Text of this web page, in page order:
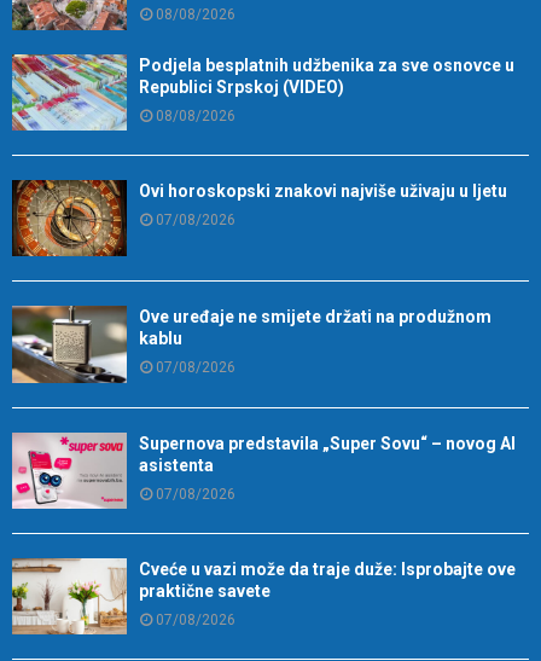
08/08/2026
Podjela besplatnih udžbenika za sve osnovce u
Republici Srpskoj (VIDEO)
08/08/2026
Ovi horoskopski znakovi najviše uživaju u ljetu
07/08/2026
Ove uređaje ne smijete držati na produžnom
kablu
07/08/2026
Supernova predstavila „Super Sovu“ – novog AI
asistenta
07/08/2026
Cveće u vazi može da traje duže: Isprobajte ove
praktične savete
07/08/2026